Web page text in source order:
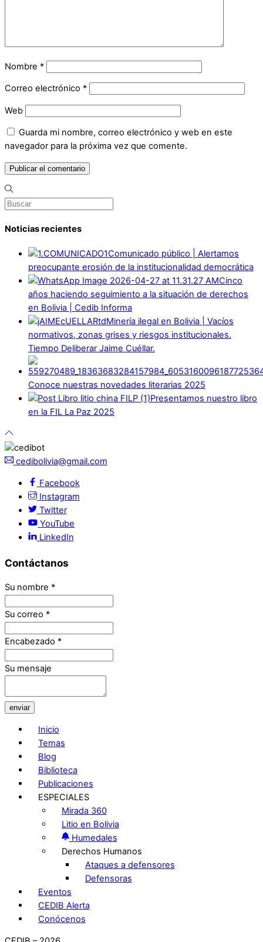
Nombre *
Correo electrónico *
Web
Guarda mi nombre, correo electrónico y web en este
navegador para la próxima vez que comente.
Noticias recientes
Comunicado público | Alertamos
preocupante erosión de la institucionalidad democrática
Cinco
años haciendo seguimiento a la situación de derechos
en Bolivia | Cedib Informa
Minería ilegal en Bolivia | Vacíos
normativos, zonas grises y riesgos institucionales.
Tiempo Deliberar Jaime Cuéllar.
Conoce nuestras novedades literarias 2025
Presentamos nuestro libro
en la FIL La Paz 2025
cedibolivia@gmail.com
Facebook
Instagram
Twitter
YouTube
LinkedIn
Contáctanos
Su nombre *
Su correo *
Encabezado *
Su mensaje
enviar
Inicio
Temas
Blog
Biblioteca
Publicaciones
ESPECIALES
Mirada 360
Litio en Bolivia
Humedales
Derechos Humanos
Ataques a defensores
Defensoras
Eventos
CEDIB Alerta
Conócenos